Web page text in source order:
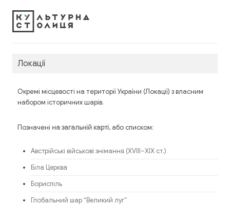
Локації
Окремі місцевості на території України (Локації) з власним
набором історичних шарів.
Позначені на загальній карті, або списком:
Австрійські військові знімання (XVIII–XIX ст.)
Біла Церква
Бориспіль
Глобальний шар “Великий луг”